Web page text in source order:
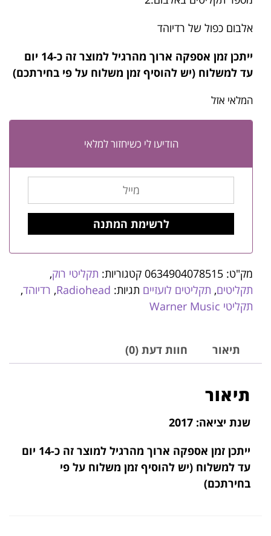
אלבום כפול של רדיוהד
ייתכן זמן אספקה ארוך מהרגיל למוצר זה
כ-14 יום
עד למשלוח (יש להוסיף זמן משלוח על פי בחירתכם)
המלאי אזל
הודיעו לי כשיחזור למלאי
מק"ט: 0634904078515 קטגוריות: תקליטי רוק,
תקליטים, תקליטים לועזיים תגיות: Radiohead
, רדיוהד,
תקליטי Warner Music
תיאור חוות דעת (0)
תיאור
שנת יציאה: 2017
ייתכן זמן אספקה ארוך מהרגיל למוצר זה
כ-14 יום
עד למשלוח (יש להוסיף זמן משלוח על פי
בחירתכם)